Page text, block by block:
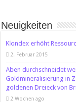
Neuigkeiten
Klondex erhöht
2. Februar 2015
Aben durchschneidet
Goldmineralisierung in
goldenen Dreieck von
2 Wochen ago